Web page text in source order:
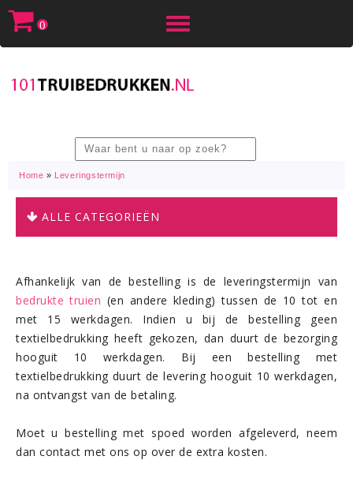
Toggle
0
Home » Leveringstermijn
ALLE CATEGORIEËN
Afhankelijk van de bestelling is de leveringstermijn van
bedrukte truien (en andere kleding) tussen de 10 tot en
met 15 werkdagen. Indien u bij de bestelling geen
textielbedrukking heeft gekozen, dan duurt de bezorging
hooguit 10 werkdagen. Bij een bestelling met
textielbedrukking duurt de levering hooguit 10 werkdagen,
na ontvangst van de betaling.
Moet u bestelling met spoed worden afgeleverd, neem
dan contact met ons op over de extra kosten.